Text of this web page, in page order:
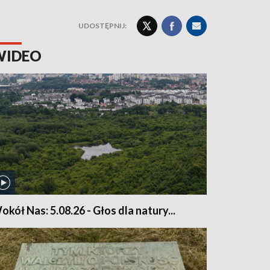
UDOSTĘPNIJ:
Nas: 5.08.26 - Głos dla natury...